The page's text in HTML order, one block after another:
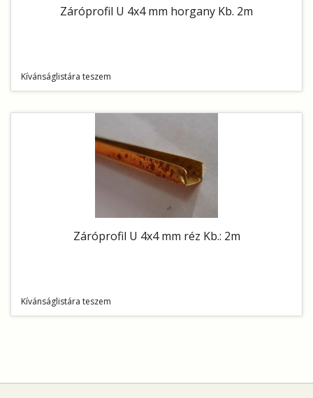
Záróprofil U 4x4 mm horgany Kb. 2m
Kívánságlistára teszem
Záróprofil U 4x4 mm réz Kb.: 2m
Kívánságlistára teszem